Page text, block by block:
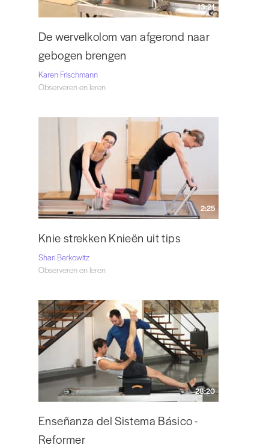
13:21
De wervelkolom van afgerond naar
gebogen brengen
Karen Frischmann
Observeren en leren
2:25
Knie strekken Knieën uit tips
Shari Berkowitz
Observeren en leren
28:20
Enseñanza del Sistema Básico -
Reformer